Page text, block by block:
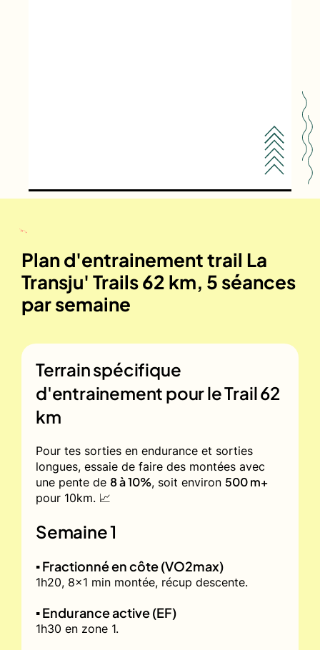
Plan d'entrainement trail La
Transju' Trails 62 km, 5 séances
par semaine
Terrain spécifique
d'entrainement pour leTrail 62
km
Pour tes sorties en endurance et sorties
longues, essaie de faire des montées avec
une pente de 8 à 10%, soit environ 500 m+
pour 10km. 📈
Semaine 1
▪️ Fractionné en côte (VO2max)
1h20, 8x1 min montée, récup descente.
▪️ Endurance active (EF)
1h30 en zone 1.